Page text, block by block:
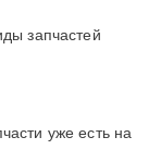
запчастей
уже есть на